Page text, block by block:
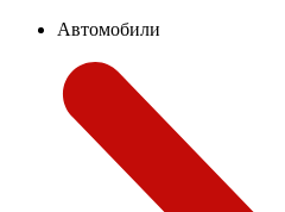
Автомобили